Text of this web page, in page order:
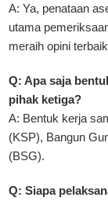
A: Ya, penataan
utama
meraih opini
Q: Apa saja
pihak ketiga?
A: Bentuk kerja
(KSP), Bangun
(BSG).
Q: Siapa